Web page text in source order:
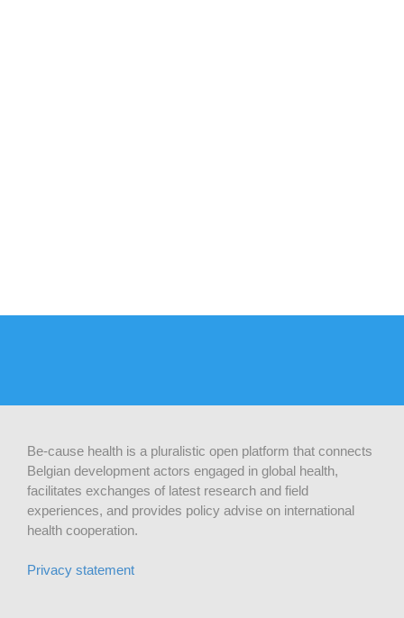
Be-cause health is a pluralistic open platform that connects
Belgian development actors engaged in global health,
facilitates exchanges of latest research and field
experiences, and provides policy advise on international
health cooperation.
Privacy statement